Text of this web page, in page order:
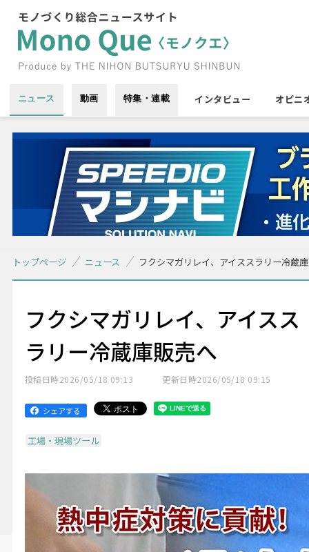
ニュース 動画 特集・連載 インタビュー オピニ
トップページ ニュース フクシマガリレイ、アイススラリー冷蔵
フクシマガリレイ、アイスス
ラリー冷蔵庫販売へ
投稿日時2026/05/18 09:13 更新日時2026/05/18 09:15
シェアする
工場・現場ツール